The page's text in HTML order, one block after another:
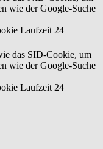
wie der Google-Suche
Laufzeit 24
das SID-Cookie, um
wie der Google-Suche
Laufzeit 24